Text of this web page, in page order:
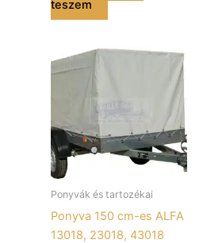
teszem
Ponyvák és tartozékai
Ponyva 150 cm-es ALFA
13018, 23018, 43018